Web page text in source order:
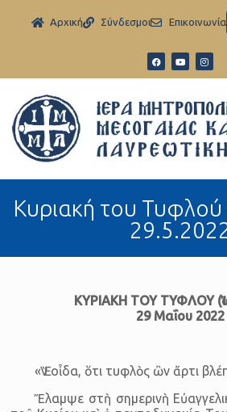
Aρχική Σύνδεσμοι Eπικοινωνία
Κυριακή του
ΚΥΡΙΑΚΗ ΤΟΥ ΤΥΦΛΟΥ
29 Μαΐου 2022
«Ἓν οἶδα, ὅτι τυ­φλὸς ὢν ἄρτι
Ἔ­λαμψε στὴ ση­με­ρινὴ